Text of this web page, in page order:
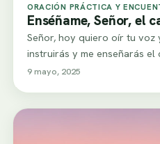
ORACIÓN PRÁCTICA Y
Enséñame, Señor, el
Señor, hoy quiero oír tu voz
instruirás y me enseñarás el
9 mayo, 2025